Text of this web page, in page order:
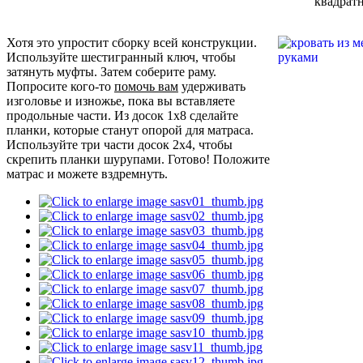
Хотя это упростит сборку всей конструкции.
Используйте шестигранный ключ, чтобы
затянуть муфты. Затем соберите раму.
Попросите кого-то помочь вам удерживать
изголовье и изножье, пока вы вставляете
продольные части. Из досок 1x8 сделайте
планки, которые станут опорой для матраса.
Используйте три части досок 2x4, чтобы
скрепить планки шурупами. Готово! Положите
матрас и можете вздремнуть.